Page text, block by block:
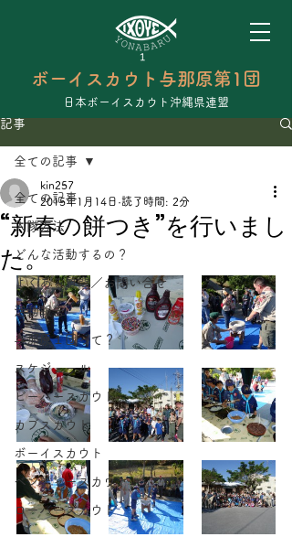
ボーイスカウト与那原第1団
日本ボーイスカウト沖縄県連盟
記事
全ての記事
入隊方法
どんな活動するの？
よくある質問／お問い合せ
活動報告
与那原１団って？
スケジュール
ビーバースカウト
カブスカウト
ボーイスカウト
ベンチャースカウト
ローバースカウト
全ての記事
“新春の餅つき”を行いまし
た。
kin257
2015年1月14日 読了時間: 2分